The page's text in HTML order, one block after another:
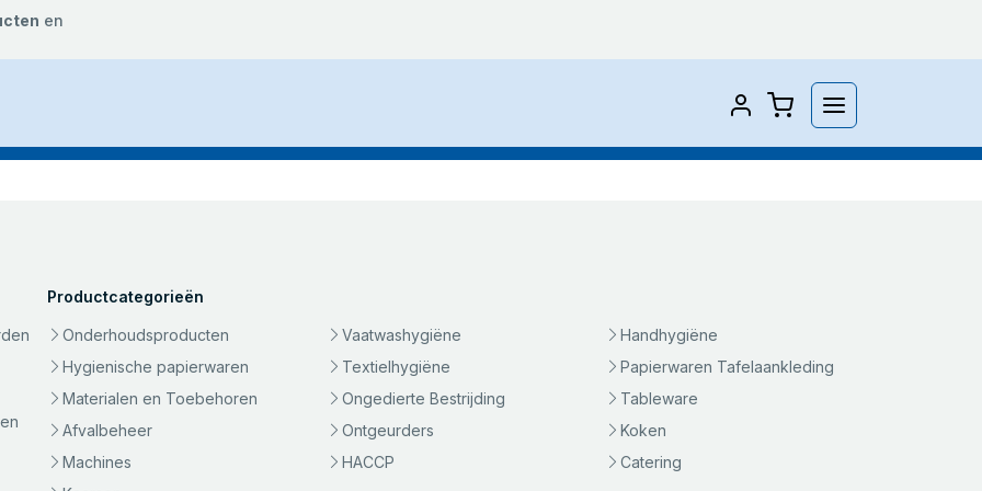
en
Productcategorieën
Onderhoudsproducten
Hygienische papierwaren
Materialen en Toebehoren
Afvalbeheer
Machines
Vaatwashygiëne
Textielhygiëne
Ongedierte Bestrijding
Ontgeurders
HACCP
Handhygiëne
Papierwaren Tafelaankleding
Tableware
Koken
Catering